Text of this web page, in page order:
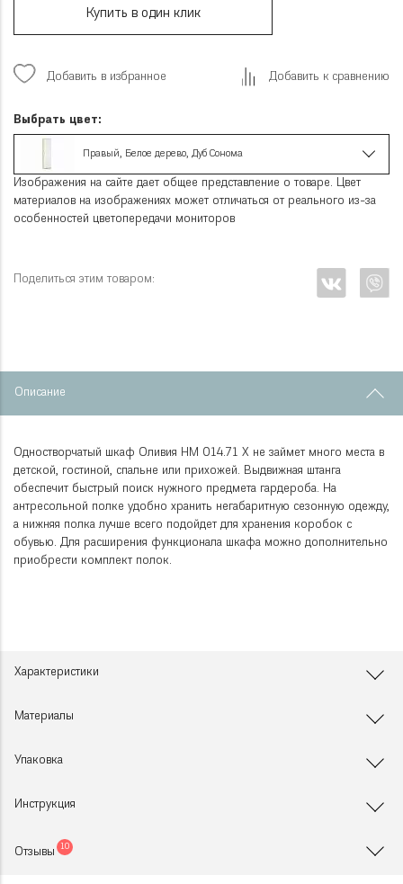
Купить в один клик
Добавить в избранное Добавить к сравнению
Выбрать цвет:
Правый, Белое дерево, Дуб Сонома
Изображения на сайте дает общее представление о товаре. Цвет
материалов на изображениях может отличаться от реального из-за
особенностей цветопередачи мониторов
Поделиться этим товаром:
Описание
Одностворчатый шкаф Оливия НМ 014.71 Х не займет много места в
детской, гостиной, спальне или прихожей. Выдвижная штанга
обеспечит быстрый поиск нужного предмета гардероба. На
антресольной полке удобно хранить негабаритную сезонную одежду,
а нижняя полка лучше всего подойдет для хранения коробок с
обувью. Для расширения функционала шкафа можно дополнительно
приобрести комплект полок.
Характеристики
Материалы
Упаковка
Инструкция
Отзывы 10